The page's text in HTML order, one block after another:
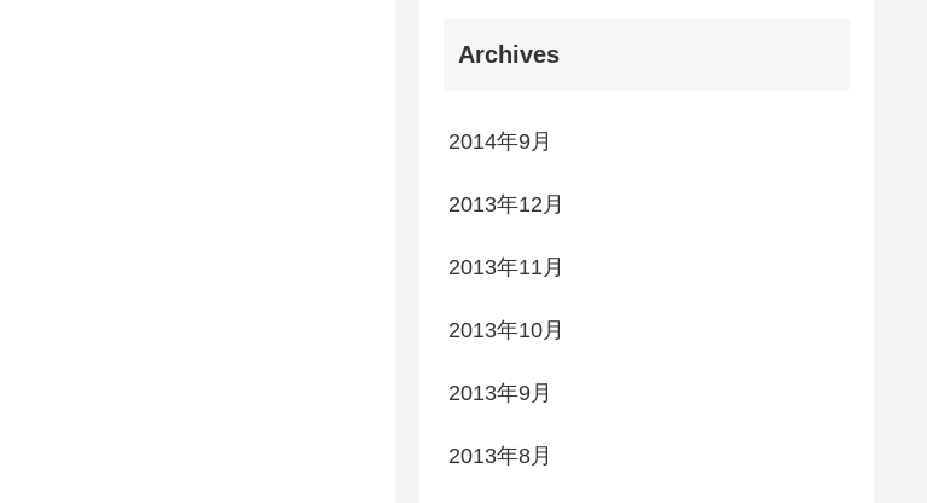
Archives
2014年9月
2013年12月
2013年11月
2013年10月
2013年9月
2013年8月